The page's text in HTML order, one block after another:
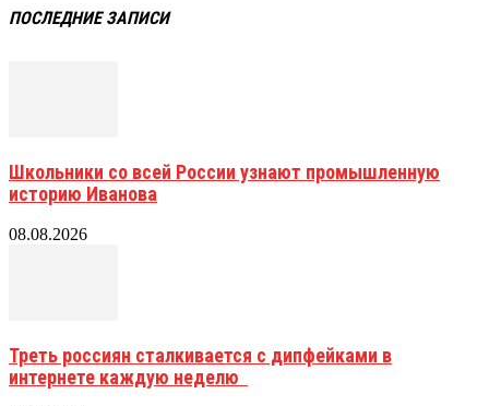
ПОСЛЕДНИЕ ЗАПИСИ
Школьники со всей России узнают промышленную
историю Иванова
08.08.2026
Треть россиян сталкивается с дипфейками в
интернете каждую неделю